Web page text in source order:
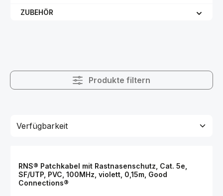
ZUBEHÖR
Produkte filtern
RNS® Patchkabel mit Rastnasenschutz, Cat. 5e,
SF/UTP, PVC, 100MHz, violett, 0,15m, Good
Connections®